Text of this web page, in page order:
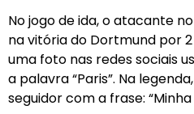
No jogo de ida, o atacante
na vitória do Dortmund por 2
uma foto nas redes sociais
a palavra “Paris”. Na
seguidor com a frase: “Minha